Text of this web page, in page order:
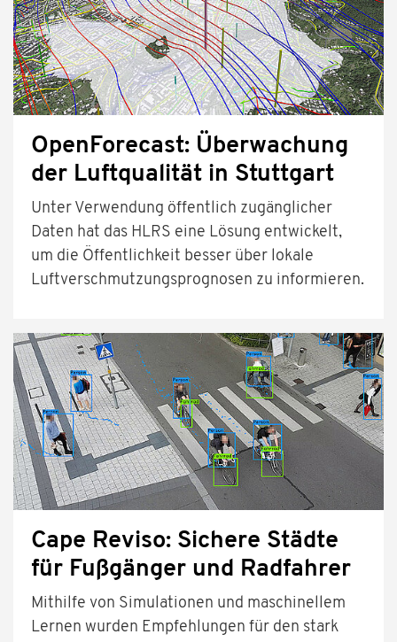
OpenForecast: Überwachung
der Luftqualität in Stuttgart
Unter Verwendung öffentlich zugänglicher
Daten hat das HLRS eine Lösung entwickelt,
um die Öffentlichkeit besser über lokale
Luftverschmutzungsprognosen zu informieren.
Cape Reviso: Sichere Städte
für Fußgänger und Radfahrer
Mithilfe von Simulationen und maschinellem
Lernen wurden Empfehlungen für den stark